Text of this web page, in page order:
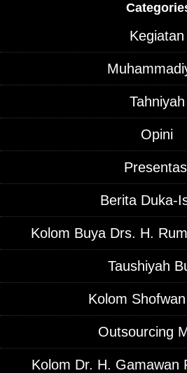
Kegiatan
Tahniyah
Opini
Berita Duka-
Kolom Buya Drs. H.
Taushiyah
Kolom
Outsourcing
Kolom Dr. H. Gamawan